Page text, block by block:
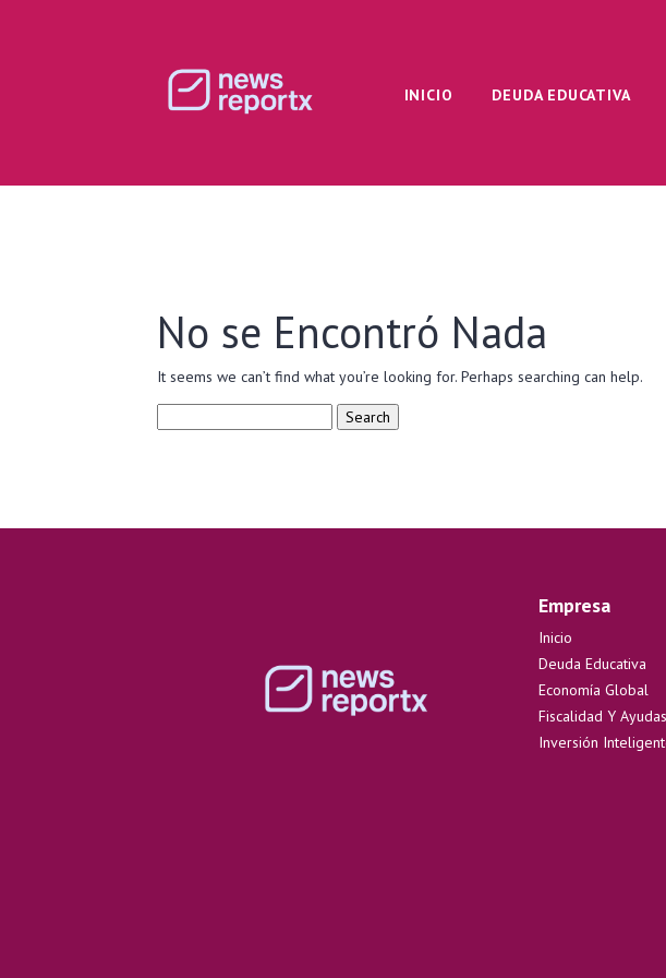
INICIO DEUDA EDUCATIVA
No se Encontró Nada
It seems we can’t find what you’re looking for. Perhaps searching can help.
Empresa
Inicio
Deuda Educativa
Economía Global
Fiscalidad Y Ayudas
Inversión